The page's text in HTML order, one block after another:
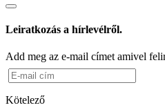
Leiratkozás a hírlevélről.
Add meg az e-mail címet amivel
Kötelező